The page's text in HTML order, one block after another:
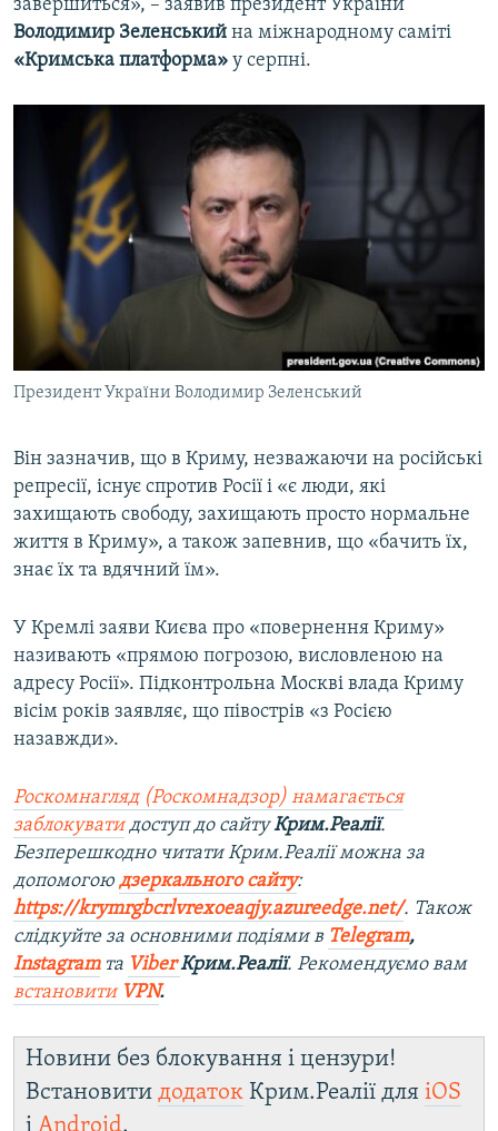
завершиться», – заявив президент України
Володимир Зеленський на міжнародному саміті
«Кримська платформа» у серпні.
Президент України Володимир Зеленський
Він зазначив, що в Криму, незважаючи на російські
репресії, існує спротив Росії і «є люди, які
захищають свободу, захищають просто нормальне
життя в Криму», а також запевнив, що «бачить їх,
знає їх та вдячний їм».
У Кремлі заяви Києва про «повернення Криму»
називають «прямою погрозою, висловленою на
адресу Росії». Підконтрольна Москві влада Криму
вісім років заявляє, що півострів «з Росією
назавжди».
Роскомнагляд (Роскомнадзор) намагається
заблокуватидоступ до сайтуКрим.Реалії.
Безперешкодно читати Крим.Реалії можна за
допомогою дзеркального сайту:
https://krymrgbcrlvrexoeaqjy.azureedge.net/. Також
слідкуйте за основними подіями в Telegram,
Instagramта ViberКрим.Реалії. Рекомендуємо вам
встановити VPN.
Новини без блокування і цензури!
Встановити додаток Крим.Реалії для iOS
і Android.